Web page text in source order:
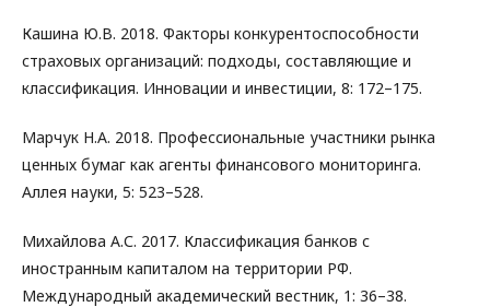
Кашина Ю.В. 2018. Факторы конкурентоспособности
страховых организаций: подходы, составляющие и
классификация. Инновации и инвестиции, 8: 172–175.
Марчук Н.А. 2018. Профессиональные участники рынка
ценных бумаг как агенты финансового мониторинга.
Аллея науки, 5: 523–528.
Михайлова А.С. 2017. Классификация банков с
иностранным капиталом на территории РФ.
Международный академический вестник, 1: 36–38.